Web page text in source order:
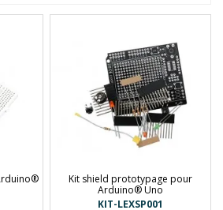
Kit shield prototypage pour
Arduino® Uno
KIT-LEXSP001